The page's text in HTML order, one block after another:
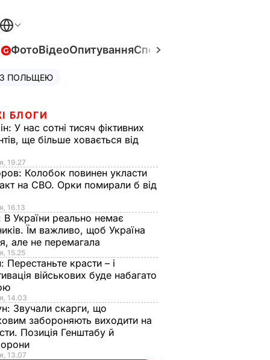
ФотоВідеоОпитуванняСпецпроєкти
ПОЛЬЩЕЮ
БЛОГИ
У нас сотні тисяч фіктивних
ще більше ховається від
19.27
Колобок повинен укласти
на СВО. Орки помирали б від
16.13
В України реально немає
Їм важливо, щоб Україна
але не перемагала
15.25
Перестаньте красти – і
військових буде набагато
14.03
Звучали скарги, що
забороняють виходити на
Позиція Генштабу й
13.07